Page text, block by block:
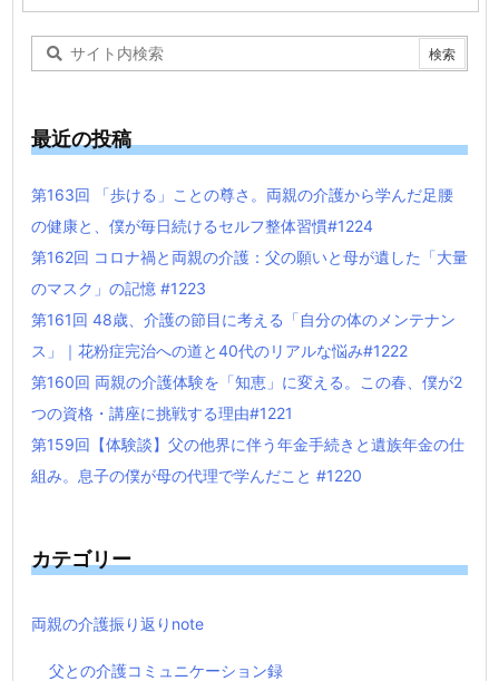
最近の投稿
第163回 「歩ける」ことの尊さ。両親の介護から学んだ足腰
の健康と、僕が毎日続けるセルフ整体習慣#1224
第162回 コロナ禍と両親の介護：父の願いと母が遺した「大量
のマスク」の記憶 #1223
第161回 48歳、介護の節目に考える「自分の体のメンテナン
ス」｜花粉症完治への道と40代のリアルな悩み#1222
第160回 両親の介護体験を「知恵」に変える。この春、僕が2
つの資格・講座に挑戦する理由#1221
第159回【体験談】父の他界に伴う年金手続きと遺族年金の仕
組み。息子の僕が母の代理で学んだこと #1220
カテゴリー
両親の介護振り返りnote
父との介護コミュニケーション録